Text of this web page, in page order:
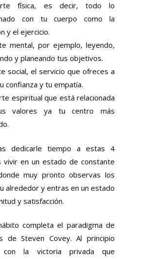
física, es decir, todo lo
con tu cuerpo como la
y el ejercicio.
mental, por ejemplo, leyendo,
y planeando tus objetivos.
social, el servicio que ofreces a
confianza y tu empatía.
espiritual que está relacionada
valores ya tu centro más
dedicarle tiempo a estas 4
vivir en un estado de constante
muy pronto observas los
alrededor y entras en un estado
y satisfacción.
completa el paradigma de
de Steven Covey. Al principio
con la victoria privada que